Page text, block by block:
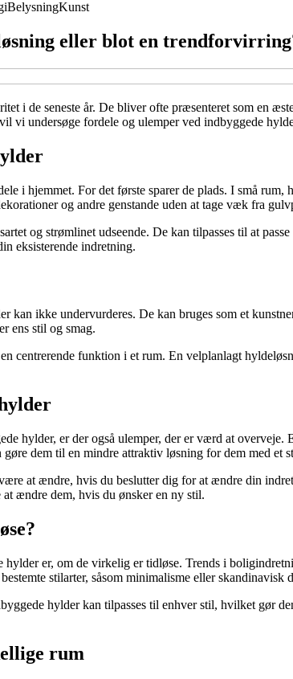
BelysningKunst
eller blot en
i de seneste år. De bliver ofte præsenteret som en
vi undersøge fordele og ulemper ved indbyggede
i hjemmet. For det første sparer de plads. I små
og andre genstande uden at tage væk fra
og strømlinet udseende. De kan tilpasses til at
eksisterende indretning.
kan ikke undervurderes. De kan bruges som et
ens stil og smag.
centrerende funktion i et rum. En velplanlagt
hylder, er der også ulemper, der er værd at
dem til en mindre attraktiv løsning for dem med et
at ændre, hvis du beslutter dig for at ændre din
ændre dem, hvis du ønsker en ny stil.
er, om de virkelig er tidløse. Trends i
stilarter, såsom minimalisme eller
hylder kan tilpasses til enhver stil, hvilket gør
rum